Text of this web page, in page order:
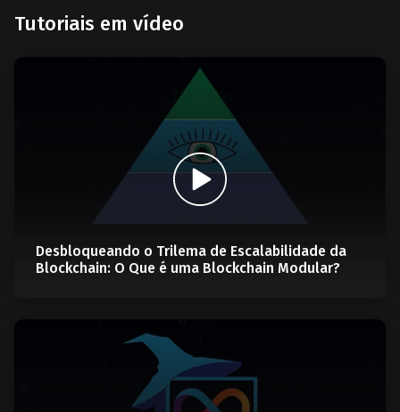
Tutoriais em vídeo
Desbloqueando o Trilema de Escalabilidade da
Blockchain: O Que é uma Blockchain Modular?